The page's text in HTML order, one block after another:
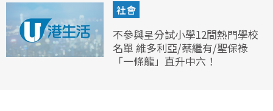
社會
不參與呈分試小學12間熱門學校
名單 維多利亞/蔡繼有/聖保祿
「一條龍」直升中六！